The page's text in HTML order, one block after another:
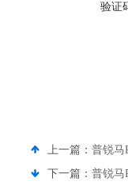
验证
上一篇： 普锐马
下一篇： 普锐马